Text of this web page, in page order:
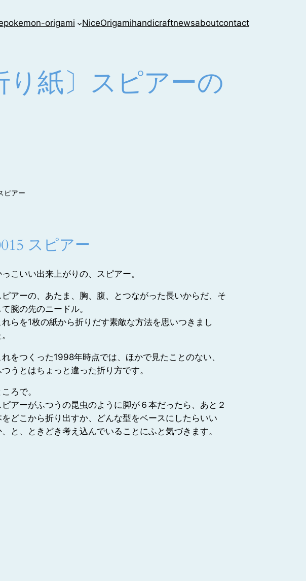
pokemon-origami NiceOrigamihandicraftnewsaboutcontact
紙〕スピアーの
ピアー
スピアー
っこいい出来上がりの、スピアー。
ピアーの、あたま、胸、腹、とつながった長いからだ、そ
て腕の先のニードル。
れらを1枚の紙から折りだす素敵な方法を思いつきまし
れをつくった1998年時点では、ほかで見たことのない、
つうとはちょっと違った折り方です。
ころで。
ピアーがふつうの昆虫のように脚が６本だったら、あと２
をどこから折り出すか、どんな型をベースにしたらいい
、と、ときどき考え込んでいることにふと気づきます。